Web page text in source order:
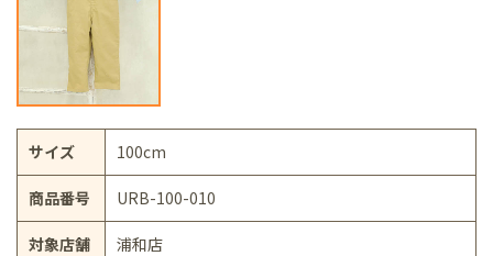
サイズ 100cm
商品番号 URB-100-010
対象店舗 浦和店